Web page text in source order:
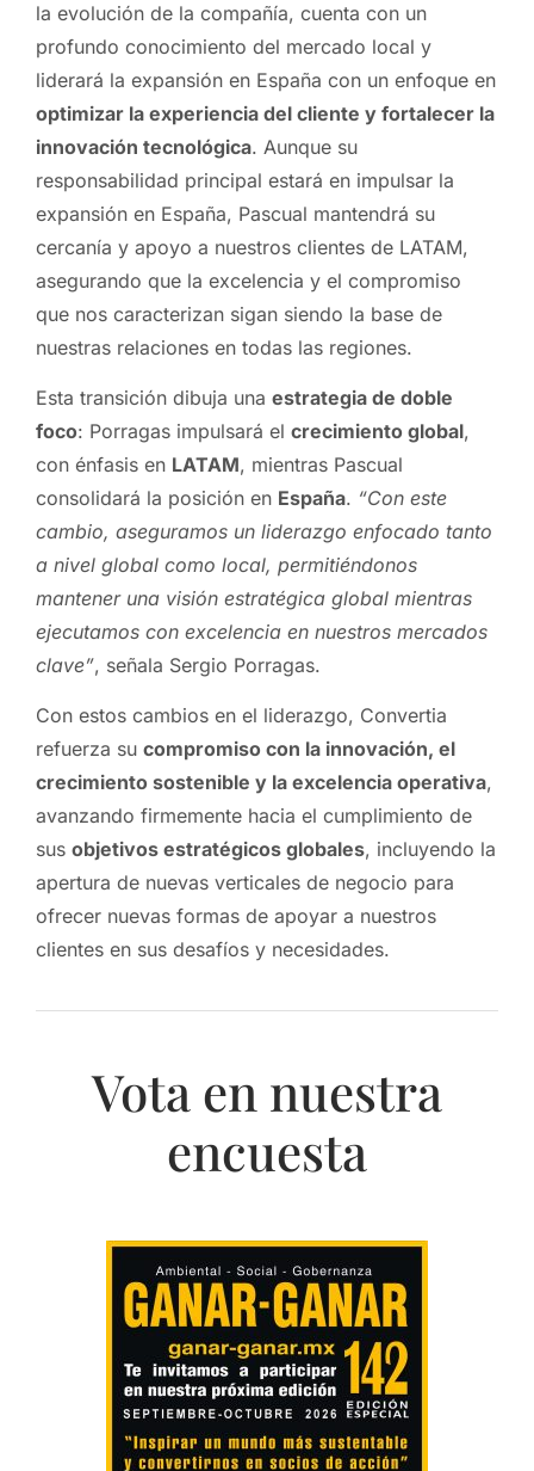
la evolución de la compañía, cuenta con un
profundo conocimiento del mercado local y
liderará la expansión en España con un enfoque en
optimizar la experiencia del cliente y fortalecer la
innovación tecnológica. Aunque su
responsabilidad principal estará en impulsar la
expansión en España, Pascual mantendrá su
cercanía y apoyo a nuestros clientes de LATAM,
asegurando que la excelencia y el compromiso
que nos caracterizan sigan siendo la base de
nuestras relaciones en todas las regiones.
Esta transición dibuja una estrategia de doble
foco: Porragas impulsará el crecimiento global,
con énfasis en LATAM, mientras Pascual
consolidará la posición en España. “Con este
cambio, aseguramos un liderazgo enfocado tanto
a nivel global como local, permitiéndonos
mantener una visión estratégica global mientras
ejecutamos con excelencia en nuestros mercados
clave”, señala Sergio Porragas.
Con estos cambios en el liderazgo, Convertia
refuerza su compromiso con la innovación, el
crecimiento sostenible y la excelencia operativa,
avanzando firmemente hacia el cumplimiento de
sus objetivos estratégicos globales, incluyendo la
apertura de nuevas verticales de negocio para
ofrecer nuevas formas de apoyar a nuestros
clientes en sus desafíos y necesidades.
Vota en nuestra
encuesta